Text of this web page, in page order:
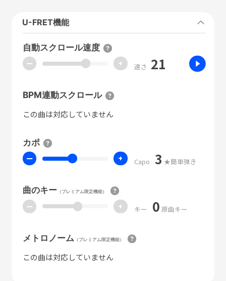
U-FRET機能
自動スクロール速度
ー + 速さ 21
BPM連動スクロール
この曲は対応していません
カポ
ー + Capo 3 ★簡単弾き
曲のキー（プレミアム限定機能）
ー + キー 0 原曲キー
メトロノーム （プレミアム限定機能）
この曲は対応していません